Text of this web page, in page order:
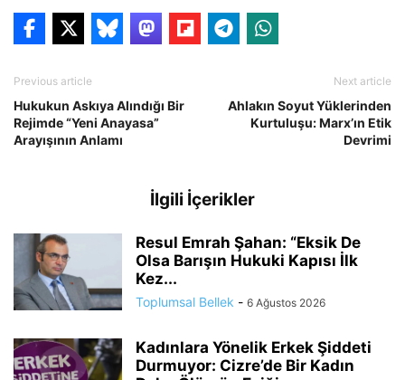
Previous article
Hukukun Askıya Alındığı Bir
Rejimde “Yeni Anayasa”
Arayışının Anlamı
Next article
Ahlakın Soyut Yüklerinden
Kurtuluşu: Marx’ın Etik
Devrimi
İlgili İçerikler
Resul Emrah Şahan: “Eksik De
Olsa Barışın Hukuki Kapısı İlk
Kez...
Toplumsal Bellek - 6 Ağustos 2026
Kadınlara Yönelik Erkek Şiddeti
Durmuyor: Cizre’de Bir Kadın